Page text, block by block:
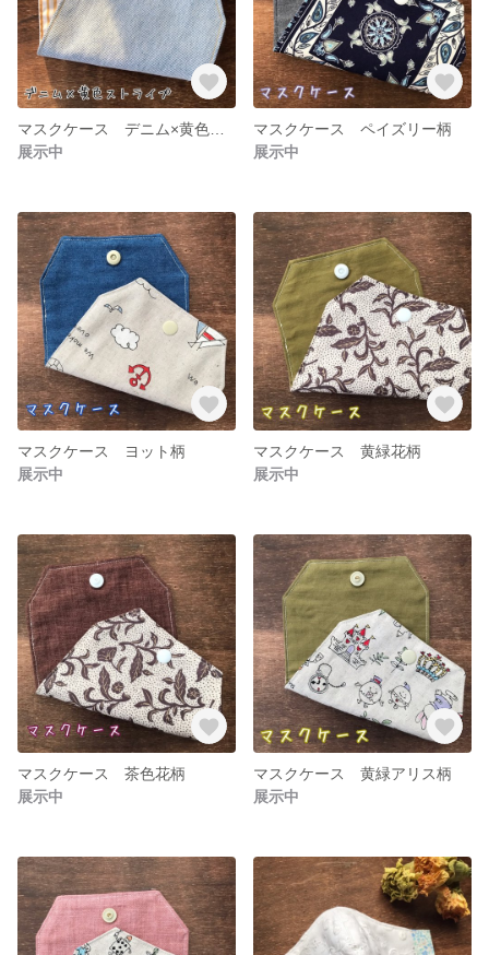
展示中
マスクケース ペイズリー柄
展示中
マスクケース ヨット柄
展示中
マスクケース 黄緑花柄
展示中
マスクケース 茶色花柄
展示中
マスクケース 黄緑アリス柄
展示中